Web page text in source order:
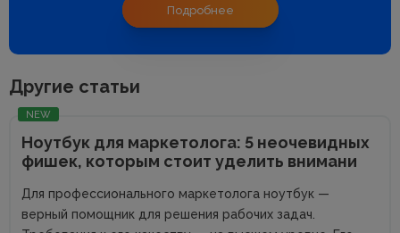
Подробнее
Другие статьи
NEW
Ноутбук для маркетолога: 5 неочевидных
фишек, которым стоит уделить внимани
Для профессионального маркетолога ноутбук —
верный помощник для решения рабочих задач.